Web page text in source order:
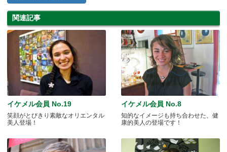
関連記事
イケメル会員 No.19
笑顔がとびきり素敵なオリエンタル
美人登場！
イケメル会員 No.8
知的なイメージも持ち合わせた、健
康的美人の登場です！